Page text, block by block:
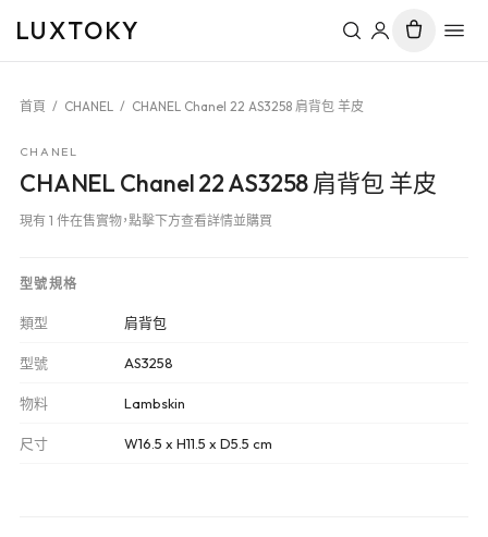
LUXTOKY
首頁 / CHANEL / CHANEL Chanel 22 AS3258 肩背包 羊皮
CHANEL
CHANEL Chanel 22 AS3258 肩背包 羊皮
現有 1 件在售實物，點擊下方查看詳情並購買
型號規格
類型 肩背包
型號 AS3258
物料 Lambskin
尺寸 W16.5 x H11.5 x D5.5 cm